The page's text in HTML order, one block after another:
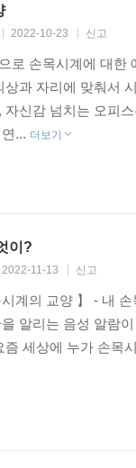
2022-10-23 신고
로 손목시계에 대한
상과 자리에 맞춰서
자신감 넘치는 오피
... 더보기
이?
2022-11-13 신고
시계의 교양 】 - 내
알리는 음성 알람
즘 세상에 누가 손목